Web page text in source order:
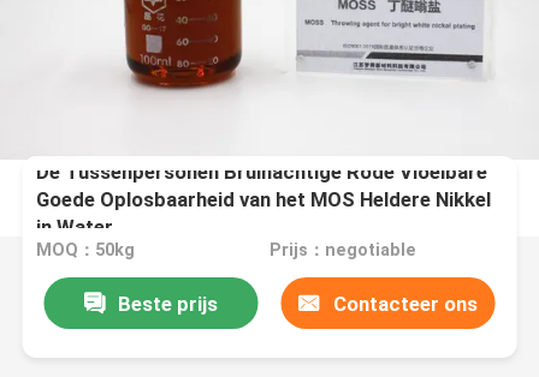
De Tussenpersonen Bruinachtige Rode Vloeibare
Goede Oplosbaarheid van het MOS Heldere Nikkel
in Water
MOQ：50kg Prijs：negotiable
Beste prijs Contacteer ons